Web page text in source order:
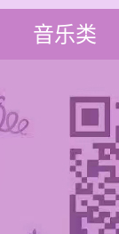
音乐类